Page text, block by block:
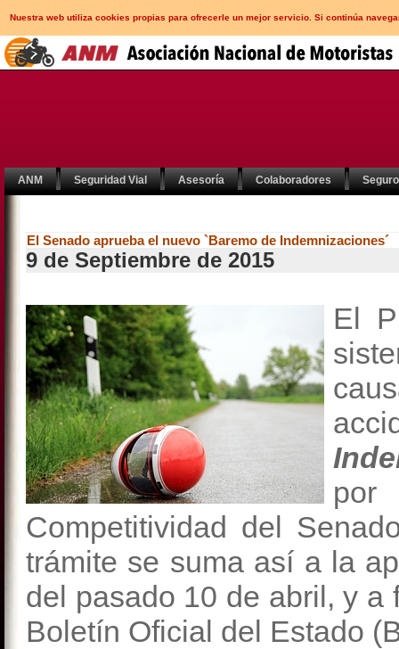
Nuestra web utiliza cookies propias para ofrecerle un mejor servicio. Si continúa
ANM Seguridad Vial Asesoría Colaboradores
El Senado aprueba el nuevo `Baremo de Indemnizaciones´
9 de Septiembre de 2015
El
por
Competitividad del
trámite se suma así a la
del pasado 10 de abril, y
Boletín Oficial del Estado